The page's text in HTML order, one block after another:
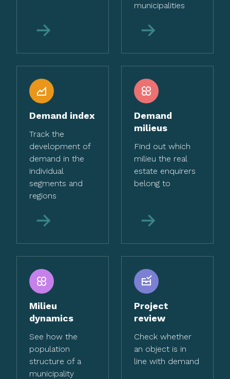
More
municipalities
More
Demand index
Track the
development of
demand in the
individual
segments and
regions
More
Demand
milieus
Find out which
milieu the real
estate enquirers
belong to
More
Milieu
dynamics
See how the
population
structure of a
municipality
Project
review
Check whether
an object is in
line with demand